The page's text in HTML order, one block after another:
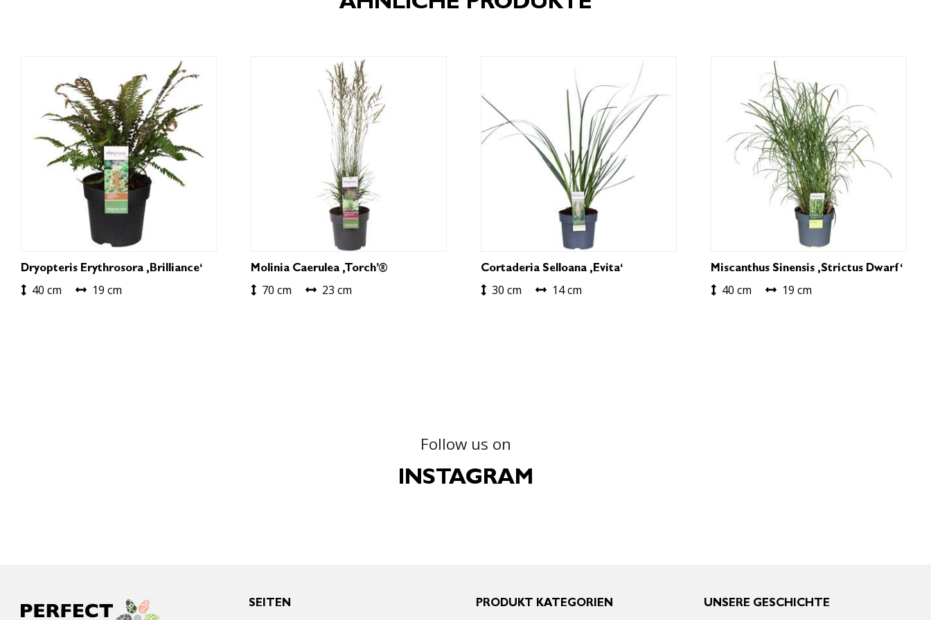
Dryopteris Erythrosora ‚Brilliance‘
40 cm 19 cm
Molinia Caerulea ‚Torch’®
70 cm 23 cm
Cortaderia Selloana ‚Evita‘
30 cm 14 cm
Miscanthus Sinensis ‚Strictus Dwarf‘
40 cm 19 cm
Follow us on
INSTAGRAM
SEITEN PRODUKT KATEGORIEN UNSERE GESCHICHTE